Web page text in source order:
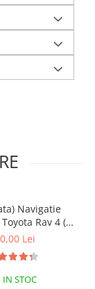
Navigatie
Rav 4 (
), 2GB RAM
IPS Full HD,
Android 13,
Lei
IN STOC